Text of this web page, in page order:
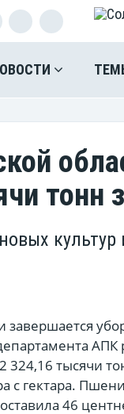
тонн
завершается
АПК
324,16 тысячи
с гектара.
46